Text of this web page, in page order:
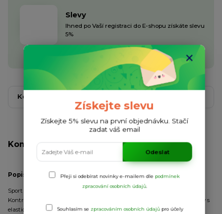
Slevy
Ihned po Vaší registraci do E-shopu získáte slevu
5%
Kompletní specifikace
Kompletní specifikace
Popis:
Sport set, který obsahuje tričko a šortky. Dvojitý výstřih s páskou.
Kontrastní díl na rameni. Krátké rukávy s kontrastním lemem. Kalhoty s
elastickou šňůrkou.
Získejte slevu
Získejte 5% slevu na první objednávku. Stačí
zadat váš email
Odeslat
Přeji si odebírat novinky e-mailem dle podmínek
zpracování osobních údajů.
Souhlasím se zpracováním osobních údajůpro účely